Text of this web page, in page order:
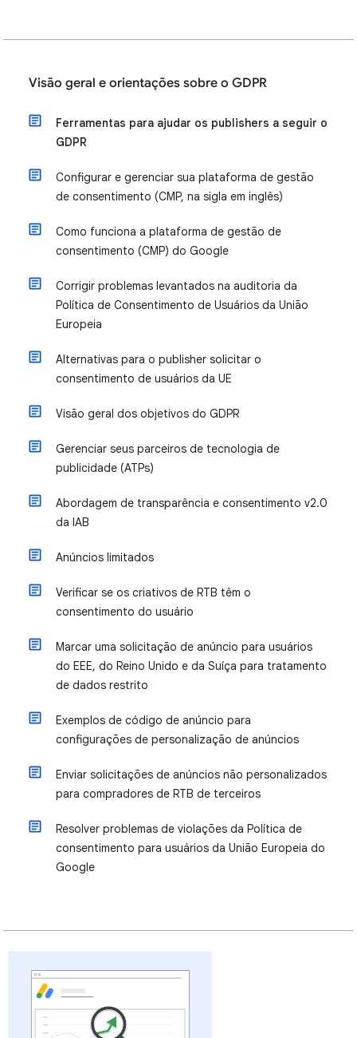
Visão geral e orientações sobre o GDPR
Ferramentas para ajudar os publishers a seguir o
GDPR
Configurar e gerenciar sua plataforma de gestão
de consentimento (CMP, na sigla em inglês)
Como funciona a plataforma de gestão de
consentimento (CMP) do Google
Corrigir problemas levantados na auditoria da
Política de Consentimento de Usuários da União
Europeia
Alternativas para o publisher solicitar o
consentimento de usuários da UE
Visão geral dos objetivos do GDPR
Gerenciar seus parceiros de tecnologia de
publicidade (ATPs)
Abordagem de transparência e consentimento v2.0
da IAB
Anúncios limitados
Verificar se os criativos de RTB têm o
consentimento do usuário
Marcar uma solicitação de anúncio para usuários
do EEE, do Reino Unido e da Suíça para tratamento
de dados restrito
Exemplos de código de anúncio para
configurações de personalização de anúncios
Enviar solicitações de anúncios não personalizados
para compradores de RTB de terceiros
Resolver problemas de violações da Política de
consentimento para usuários da União Europeia do
Google